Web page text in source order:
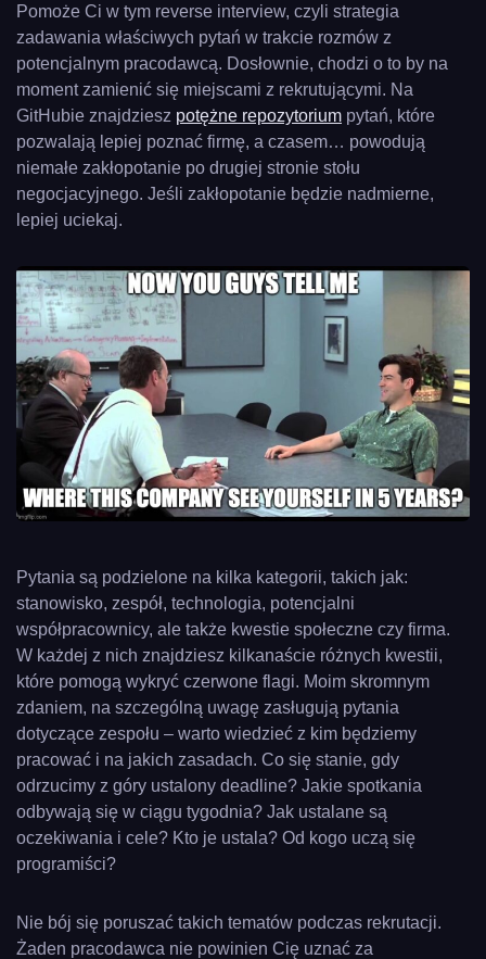
Pomoże Ci w tym reverse interview, czyli strategia
zadawania właściwych pytań w trakcie rozmów z
potencjalnym pracodawcą. Dosłownie, chodzi o to by na
moment zamienić się miejscami z rekrutującymi. Na
GitHubie znajdziesz potężne repozytorium pytań, które
pozwalają lepiej poznać firmę, a czasem… powodują
niemałe zakłopotanie po drugiej stronie stołu
negocjacyjnego. Jeśli zakłopotanie będzie nadmierne,
lepiej uciekaj.
Pytania są podzielone na kilka kategorii, takich jak:
stanowisko, zespół, technologia, potencjalni
współpracownicy, ale także kwestie społeczne czy firma.
W każdej z nich znajdziesz kilkanaście różnych kwestii,
które pomogą wykryć czerwone flagi. Moim skromnym
zdaniem, na szczególną uwagę zasługują pytania
dotyczące zespołu – warto wiedzieć z kim będziemy
pracować i na jakich zasadach. Co się stanie, gdy
odrzucimy z góry ustalony deadline? Jakie spotkania
odbywają się w ciągu tygodnia? Jak ustalane są
oczekiwania i cele? Kto je ustala? Od kogo uczą się
programiści?
Nie bój się poruszać takich tematów podczas rekrutacji.
Żaden pracodawca nie powinien Cię uznać za